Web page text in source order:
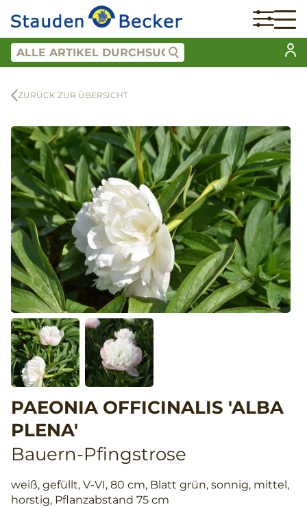
ZURÜCK ZUR ÜBERSICHT
PAEONIA OFFICINALIS 'ALBA
PLENA'
Bauern-Pfingstrose
weiß, gefüllt, V-VI, 80 cm, Blatt grün, sonnig, mittel,
horstig, Pflanzabstand 75 cm